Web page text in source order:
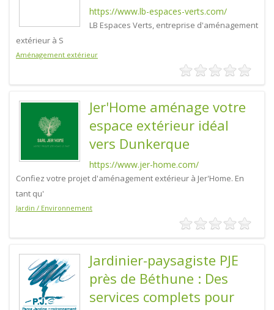
https://www.lb-espaces-verts.com/
LB Espaces Verts, entreprise d'aménagement
extérieur à S
Aménagement extérieur
Jer'Home aménage votre
espace extérieur idéal
vers Dunkerque
https://www.jer-home.com/
Confiez votre projet d'aménagement extérieur à Jer'Home. En
tant qu'
Jardin / Environnement
Jardinier-paysagiste PJE
près de Béthune : Des
services complets pour